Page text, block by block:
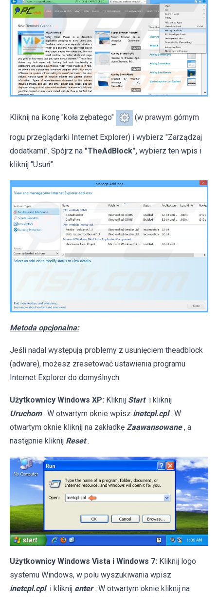
Kliknij na ikonę "koła zębatego" (w prawym górnym
rogu przeglądarki Internet Explorer) i wybierz "Zarządzaj
dodatkami". Spójrz na "TheAdBlock", wybierz ten wpis i
kliknij "Usuń".
Metoda opcjonalna:
Jeśli nadal występują problemy z usunięciem theadblock
(adware), możesz zresetować ustawienia programu
Internet Explorer do domyślnych.
Użytkownicy Windows XP: Kliknij Start i kliknij
Uruchom . W otwartym oknie wpisz inetcpl.cpl . W
otwartym oknie kliknij na zakładkę Zaawansowane , a
następnie kliknij Reset .
Użytkownicy Windows Vista i Windows 7: Kliknij logo
systemu Windows, w polu wyszukiwania wpisz
inetcpl.cpl i kliknij enter . W otwartym oknie kliknij na